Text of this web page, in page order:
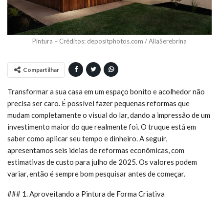
Pintura – Créditos: depositphotos.com / AllaSerebrina
Compartilhar
Transformar a sua casa em um espaço bonito e acolhedor não
precisa ser caro. É possível fazer pequenas reformas que
mudam completamente o visual do lar, dando a impressão de um
investimento maior do que realmente foi. O truque está em
saber como aplicar seu tempo e dinheiro. A seguir,
apresentamos seis ideias de reformas econômicas, com
estimativas de custo para julho de 2025. Os valores podem
variar, então é sempre bom pesquisar antes de começar.
### 1. Aproveitando a Pintura de Forma Criativa